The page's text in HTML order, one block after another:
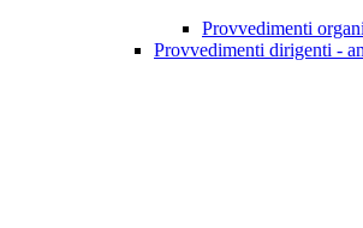
Provvedimenti
Provvedimenti dirigenti -